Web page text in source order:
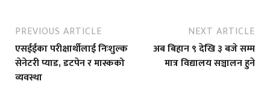
PREVIOUS ARTICLE
एसईईका परीक्षार्थीलाई निःशुल्क
सेनेटरी प्याड, डटपेन र मास्कको
व्यवस्था
NEXT ARTICLE
अब बिहान ९ देखि ३ बजे सम्म
मात्र विद्यालय सञ्चालन हुने